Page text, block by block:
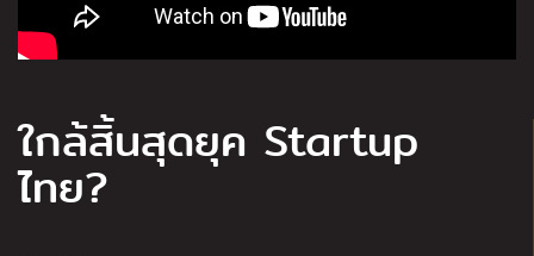
ใกล้สิ้นสุดยุค Startup
ไทย?